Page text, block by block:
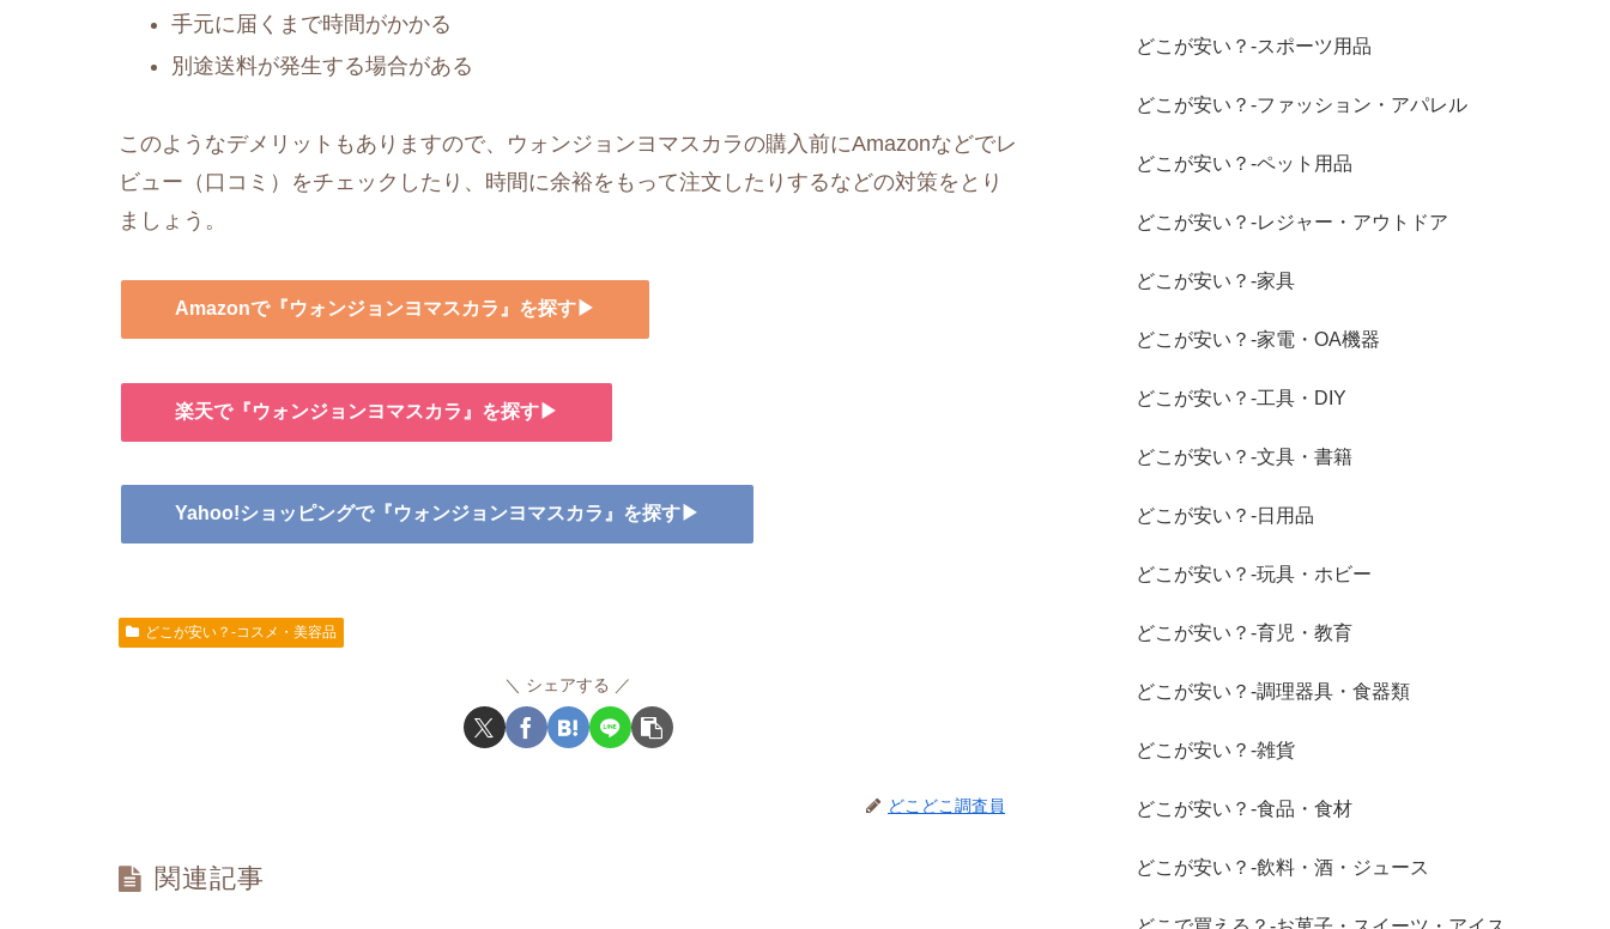
手元に届くまで時間がかかる
別途送料が発生する場合がある
このようなデメリットもありますので、ウォンジョンヨマスカラの購入前にAmazonなどでレ
ビュー（口コミ）をチェックしたり、時間に余裕をもって注文したりするなどの対策をとり
ましょう。
Amazonで『ウォンジョンヨマスカラ』を探す▶
楽天で『ウォンジョンヨマスカラ』を探す▶
Yahoo!ショッピングで『ウォンジョンヨマスカラ』を探す▶
どこが安い？-コスメ・美容品
シェアする
どこどこ調査員
関連記事
どこが安い？-スポーツ用品
どこが安い？-ファッション・アパレル
どこが安い？-ペット用品
どこが安い？-レジャー・アウトドア
どこが安い？-家具
どこが安い？-家電・OA機器
どこが安い？-工具・DIY
どこが安い？-文具・書籍
どこが安い？-日用品
どこが安い？-玩具・ホビー
どこが安い？-育児・教育
どこが安い？-調理器具・食器類
どこが安い？-雑貨
どこが安い？-食品・食材
どこが安い？-飲料・酒・ジュース